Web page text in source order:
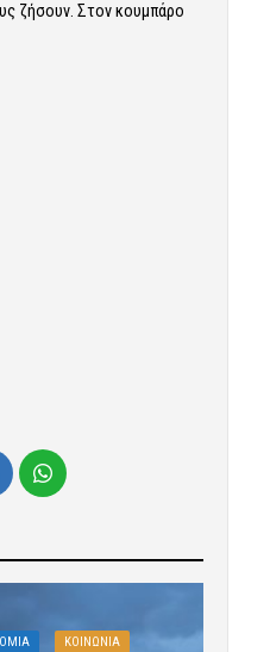
ζήσουν. Στον κουμπάρο
ΚΟΙΝΩΝΙΑ